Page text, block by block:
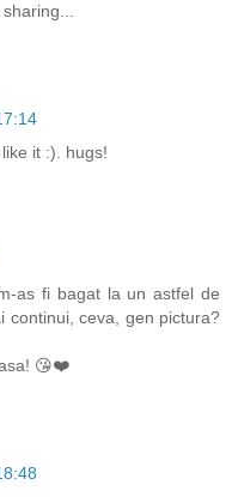
it :). hugs!
as fi bagat la un astfel de
continui, ceva, gen pictura?
😘❤️